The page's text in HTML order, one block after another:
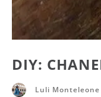
DIY:
Luli Monteleone